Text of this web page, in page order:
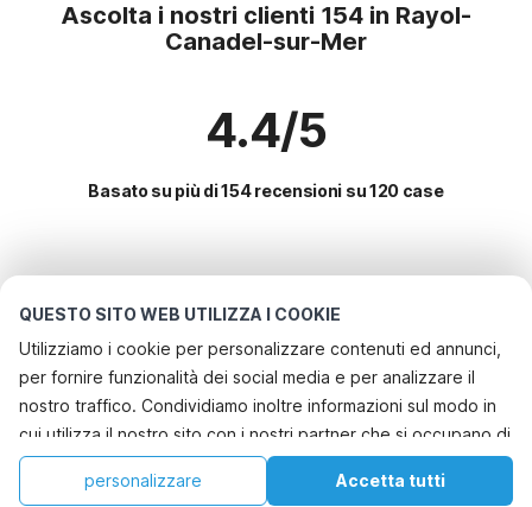
QUESTO SITO WEB UTILIZZA I COOKIE
Utilizziamo i cookie per personalizzare contenuti ed annunci,
per fornire funzionalità dei social media e per analizzare il
nostro traffico. Condividiamo inoltre informazioni sul modo in
cui utilizza il nostro sito con i nostri partner che si occupano di
analisi dei dati web, pubblicità e social media, i quali
potrebbero combinarle con altre informazioni che ha fornito
Accetta tutti
personalizzare
Ascolta i nostri clienti 154 in Rayol-
Canadel-sur-Mer
4.4/5
Basato su più di 154 recensioni su 120 case
vacanze
Città con i migliori servizi per le vacanze
Casa vacanze a misura di bambino le-muy
Casa vacanze a misura di bambino roquebrune-sur-argens
Casa vacanze a misura di bambino saint-raphael
Servizi più popolari per le vacanze in Rayol-canadel-sur-
mer
Casa vacanze a misura di bambino
Città più popolari per le vacanze in Costa-azzurra